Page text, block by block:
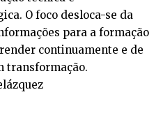
O foco desloca-se da
para a formação
continuamente e de
transformação.